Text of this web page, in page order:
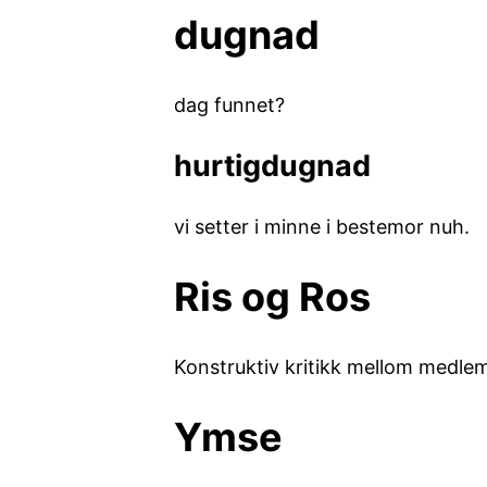
dugnad
dag funnet?
hurtigdugnad
vi setter i minne i bestemor nuh.
Ris og Ros
Konstruktiv kritikk mellom
Ymse